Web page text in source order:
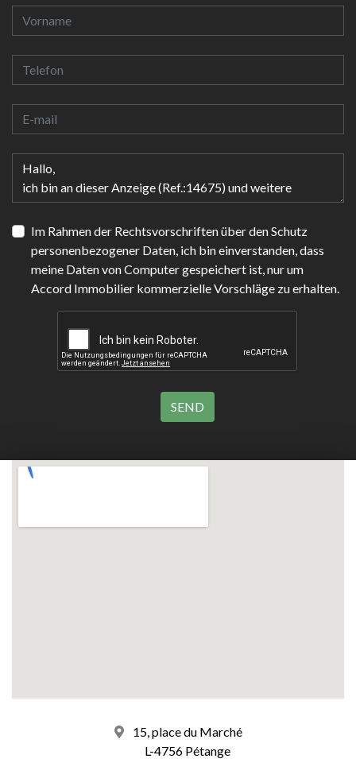
Im Rahmen der Rechtsvorschriften über den Schutz
personenbezogener Daten, ich bin einverstanden, dass
meine Daten von Computer gespeichert ist, nur um
Accord Immobilier kommerzielle Vorschläge zu erhalten.
15, place du Marché
L-4756 Pétange